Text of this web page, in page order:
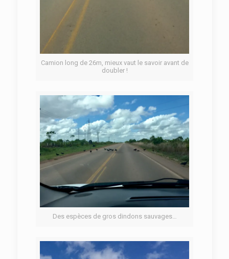
Camion long de 26m, mieux vaut le savoir avant de
doubler !
Des espèces de gros dindons sauvages…